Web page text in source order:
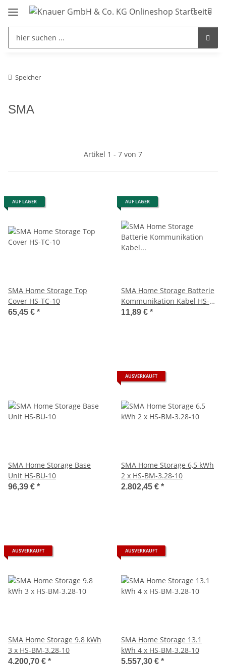
Speicher
SMA
Artikel 1 - 7 von 7
AUF LAGER
SMA Home Storage Top
Cover HS-TC-10
65,45 € *
AUF LAGER
SMA Home Storage Batterie
Kommunikation Kabel HS-
COM-CBL-3.10
11,89 € *
SMA Home Storage Base
Unit HS-BU-10
96,39 € *
AUSVERKAUFT
SMA Home Storage 6,5 kWh
2 x HS-BM-3.28-10
2.802,45 € *
AUSVERKAUFT
SMA Home Storage 9.8 kWh
3 x HS-BM-3.28-10
4.200,70 € *
AUSVERKAUFT
SMA Home Storage 13.1
kWh 4 x HS-BM-3.28-10
5.557,30 € *